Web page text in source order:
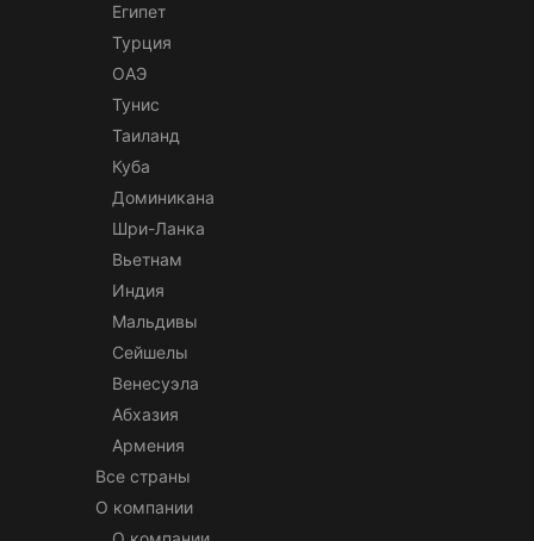
Египет
Турция
ОАЭ
Тунис
Таиланд
Куба
Доминикана
Шри-Ланка
Вьетнам
Индия
Мальдивы
Сейшелы
Венесуэла
Абхазия
Армения
Все страны
О компании